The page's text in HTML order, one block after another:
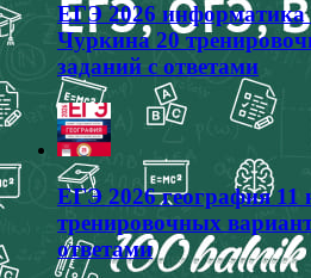
ЕГЭ 2026 информатика
Чуркина 20
заданий с ответами
ЕГЭ 2026 география 11
тренировочных
ответами